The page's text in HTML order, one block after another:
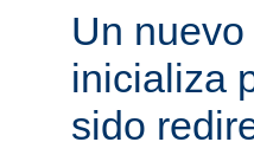
Un
inicializa
sido